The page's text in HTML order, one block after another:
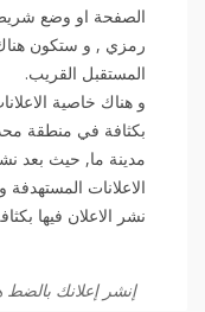
الصفحة او وضع
رمزي , و ستكون
المستقبل القريب.
و هناك خاصية
بكثافة في منطقة
مدينة ما, حيث بعد
الاعلانات
نشر الاعلان فيها
إنشر إعلانك بالضط